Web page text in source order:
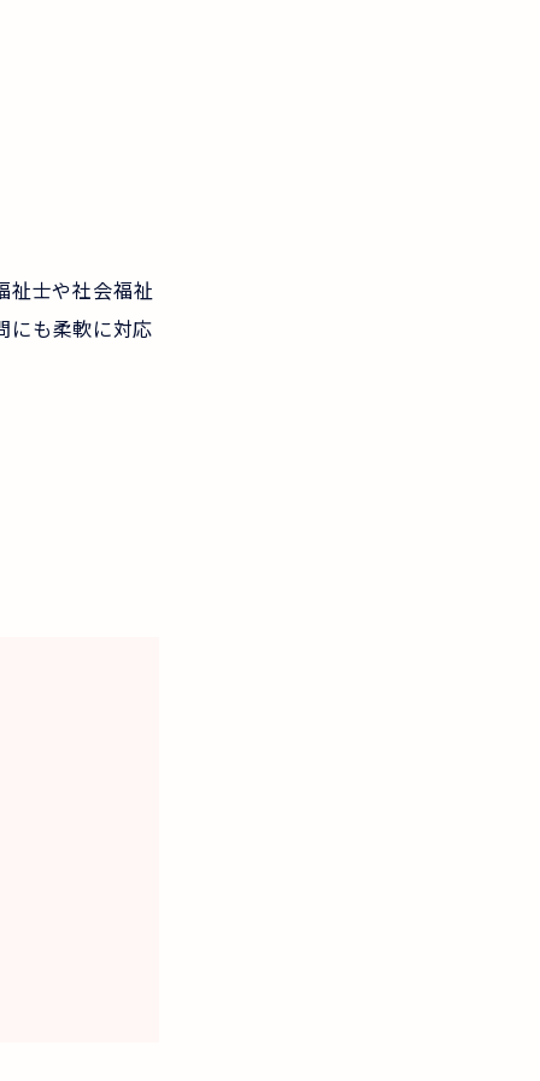
祉士や社会福祉
にも柔軟に対応